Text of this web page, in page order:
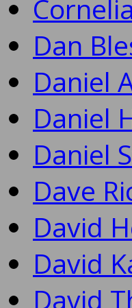
Dan
Daniel
Daniel
Daniel
Dave
David
David
David